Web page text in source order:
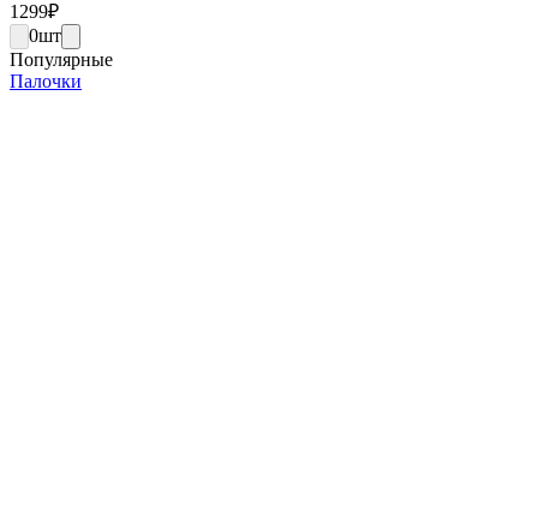
1299₽
0шт
Популярные
Палочки